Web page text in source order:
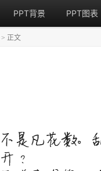
PPT背景 PPT图表
> 正文